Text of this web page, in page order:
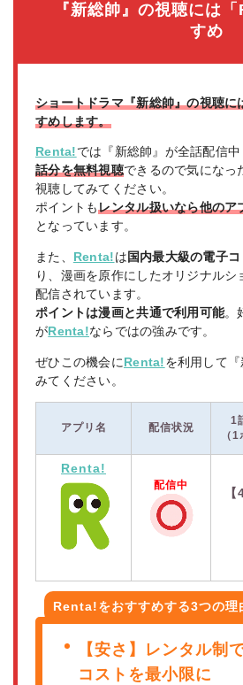
『新総帥』の視聴には
すめ
ショートドラマ『新総帥』の視聴に
すめします。
Renta! では『新総帥』が全話配信中
話分を無料視聴できるので気になっ
視聴してみてください。
ポイントもレンタル扱いなら他のア
となっています。
また、 Renta! は 国内最大級の電子
り、漫画を原作にしたオリジナルシ
配信されています。
ポイントは漫画と共通で利用可能。
が Renta!ならではの強みです。
ぜひこの機会に Renta! を利用して
みてください。
アプリ名 配信状況
1
（
Renta!
配信中
Renta!をおすすめする3つの理
【安さ】レンタル制
コストを最小限に